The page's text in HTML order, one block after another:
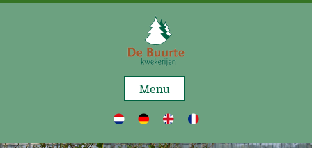
Menu
SORTIMENT